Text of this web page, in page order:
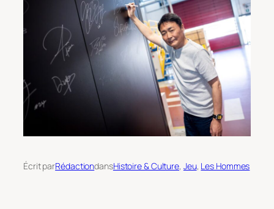
Écrit parRédactiondansHistoire & Culture, Jeu, Les Hommes